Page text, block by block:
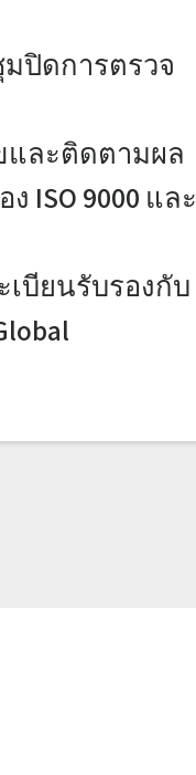
มปิดการตรวจ
และติดตามผล
ISO 9000 และ
เบียนรับรองกับ